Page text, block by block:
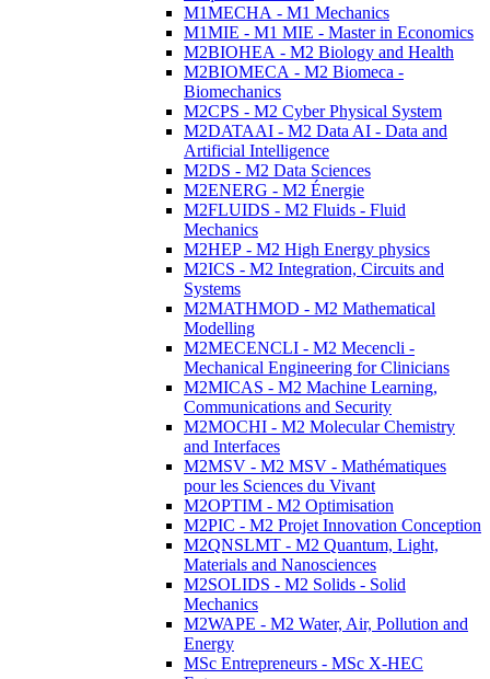
M1MECHA - M1 Mechanics
M1MIE - M1 MIE - Master in Economics
M2BIOHEA - M2 Biology and Health
M2BIOMECA - M2 Biomeca -
Biomechanics
M2CPS - M2 Cyber Physical System
M2DATAAI - M2 Data AI - Data and
Artificial Intelligence
M2DS - M2 Data Sciences
M2ENERG - M2 Énergie
M2FLUIDS - M2 Fluids - Fluid
Mechanics
M2HEP - M2 High Energy physics
M2ICS - M2 Integration, Circuits and
Systems
M2MATHMOD - M2 Mathematical
Modelling
M2MECENCLI - M2 Mecencli -
Mechanical Engineering for Clinicians
M2MICAS - M2 Machine Learning,
Communications and Security
M2MOCHI - M2 Molecular Chemistry
and Interfaces
M2MSV - M2 MSV - Mathématiques
pour les Sciences du Vivant
M2OPTIM - M2 Optimisation
M2PIC - M2 Projet Innovation Conception
M2QNSLMT - M2 Quantum, Light,
Materials and Nanosciences
M2SOLIDS - M2 Solids - Solid
Mechanics
M2WAPE - M2 Water, Air, Pollution and
Energy
MSc Entrepreneurs - MSc X-HEC